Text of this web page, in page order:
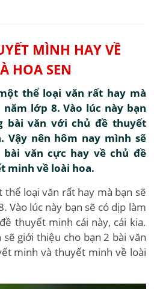
MÌNH HAY VỀ
HOA SEN
thể loại văn rất hay mà
lớp 8. Vào lúc này bạn
bài văn với chủ đề thuyết
Vậy nên hôm nay mình sẽ
văn cực hay về chủ đề
minh về loài hoa.
loại văn rất hay mà bạn sẽ
Vào lúc này bạn sẽ có dịp làm
thuyết minh cái này, cái kia.
giới thiệu cho bạn 2 bài văn
minh và thuyết minh về loài